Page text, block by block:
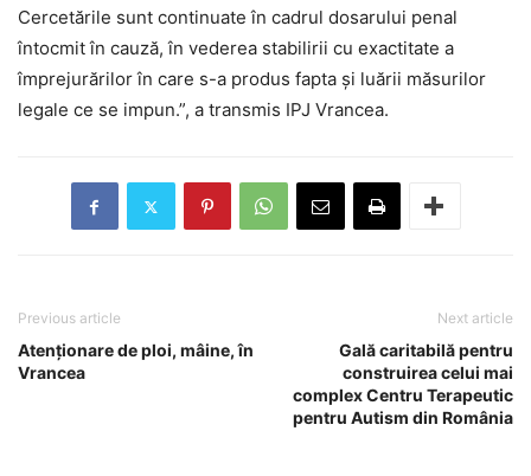
Cercetările sunt continuate în cadrul dosarului penal
întocmit în cauză, în vederea stabilirii cu exactitate a
împrejurărilor în care s-a produs fapta și luării măsurilor
legale ce se impun.”, a transmis IPJ Vrancea.
Previous article
Atenționare de ploi, mâine, în
Vrancea
Next article
Gală caritabilă pentru
construirea celui mai
complex Centru Terapeutic
pentru Autism din România